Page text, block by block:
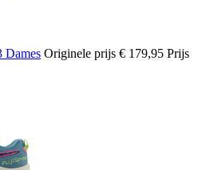
Dames Originele prijs € 179,95 Prijs